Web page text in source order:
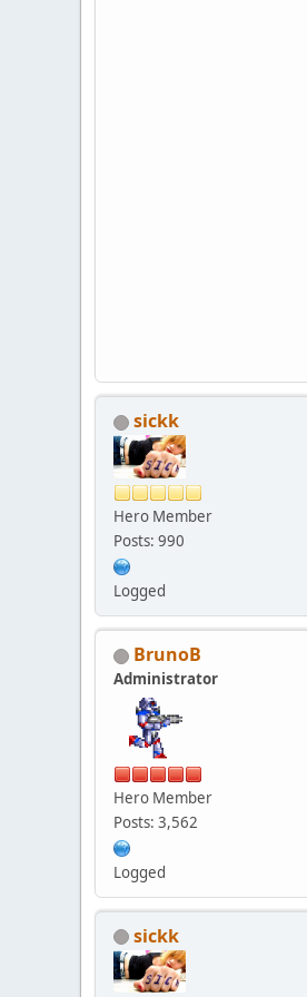
sickk
Hero Member
Posts: 990
Logged
BrunoB
Administrator
Hero Member
Posts: 3,562
Logged
sickk